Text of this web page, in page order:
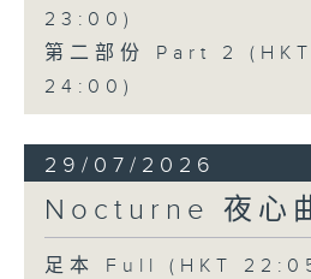
23:00)
第二部份 Part 2
24:00)
29/07/2026
Nocturne 夜心
足本 Full (HKT